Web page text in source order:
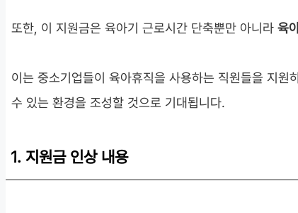
또한, 이 지원금은 육아기 근로시간 단축뿐만 아니라 육
이는 중소기업들이 육아휴직을 사용하는 직원들을 지
수 있는 환경을 조성할 것으로 기대됩니다.
1. 지원금 인상 내용